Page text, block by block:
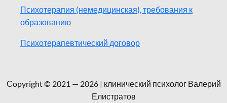
Психотерапия (немедицинская), требования к
образованию
Психотерапевтический договор
Сopyright © 2021 — 2026 | клинический психолог Валерий
Елистратов